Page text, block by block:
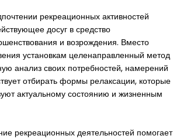
рекреационных активностей
досуг в средство
и возрождения. Вместо
установкам целенаправленный метод
анализ своих потребностей, намерений
отбирать формы релаксации, которые
актуальному состоянию и жизненным
рекреационных деятельностей помогает